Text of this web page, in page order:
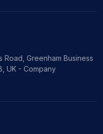
Road, Greenham Business
UK - Company